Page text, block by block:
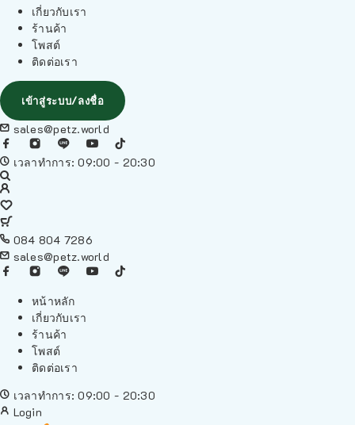
เกี่ยวกับเรา
ร้านค้า
โพสต์
ติดต่อเรา
เข้าสู่ระบบ/ลงชื่อ
sales@petz.world
เวลาทำการ: 09:00 - 20:30
084 804 7286
sales@petz.world
หน้าหลัก
เกี่ยวกับเรา
ร้านค้า
โพสต์
ติดต่อเรา
เวลาทำการ: 09:00 - 20:30
Login